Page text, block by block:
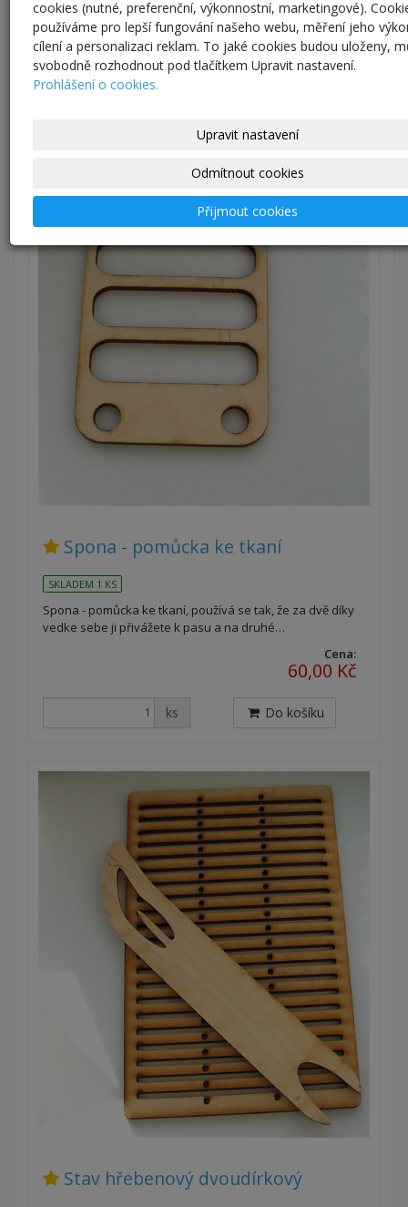
Blahopřání 27
Svatební a jiná oznámení 2
Obrazy
Spona - pomůcka ke tkaní
SKLADEM 1 KS
Spona - pomůcka ke tkaní, používá se tak, že za dvě díky
vedke sebe ji přivážete k pasu a na druhé…
Cena:
60,00 Kč
ks Do košíku
Stav hřebenový dvoudírkový
cookies (nutné, preferenční, výkonnostní, marketingové).
používáme pro lepší fungování našeho webu, měření jeho
cílení a personalizaci reklam. To jaké cookies budou uloženy,
svobodně rozhodnout pod tlačítkem Upravit nastavení.
Prohlášení o cookies.
Upravit nastavení
Odmítnout cookies
Přijmout cookies